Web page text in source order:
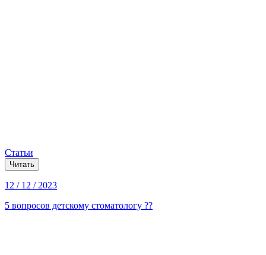
Статьи
Читать
12 / 12 / 2023
5 вопросов детскому стоматологу ??